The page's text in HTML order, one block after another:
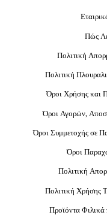
Πώς
Πολιτική
Πολιτική
Όροι Χρήσης και
Όροι Αγορών,
Όροι Συμμετοχής σε
Όροι
Πολιτική
Πολιτική Χρήσης
Προϊόντα Φιλικά